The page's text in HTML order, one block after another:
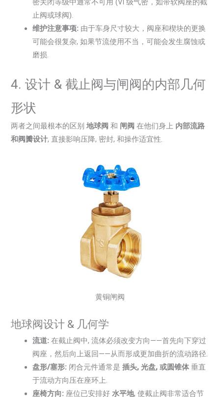
密关闭等级中通常不可用 (VI 级气密，如带软阀座的截
止阀或球阀).
维护注意事项: 由于车身尺寸较大，阀座和楔块的更换
可能会很复杂, 如果节流使用不当，可能会发生腐蚀或
磨损.
4. 设计 & 截止阀与闸阀的内部几何
形状
两者之间最根本的区别地球阀 和 闸阀 在他们身上 内部流路
和阀瓣设计, 直接影响压降, 密封, 和操作适宜性.
黄铜闸阀
地球阀设计 & 几何学
流道: 在截止阀中, 流体必须改变方向——首先向下穿过
阀座，然后向上返回——从而形成更加曲折的流动路径.
盘形/塞形: 闭合元件通常是插头, 光盘, 或圆锥体 垂直
于流动方向压在座环上.
座椅方向: 座位已安排好水平地, 使截止阀非常适合节